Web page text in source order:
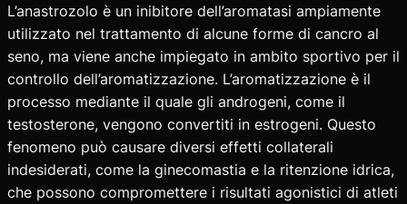
L’anastrozolo è un inibitore dell’aromatasi ampiamente
utilizzato nel trattamento di alcune forme di cancro al
seno, ma viene anche impiegato in ambito sportivo per il
controllo dell’aromatizzazione. L’aromatizzazione è il
processo mediante il quale gli androgeni, come il
testosterone, vengono convertiti in estrogeni. Questo
fenomeno può causare diversi effetti collaterali
indesiderati, come la ginecomastia e la ritenzione idrica,
che possono compromettere i risultati agonistici di atleti